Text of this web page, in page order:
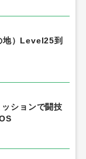
）Level25到
ションで闘技